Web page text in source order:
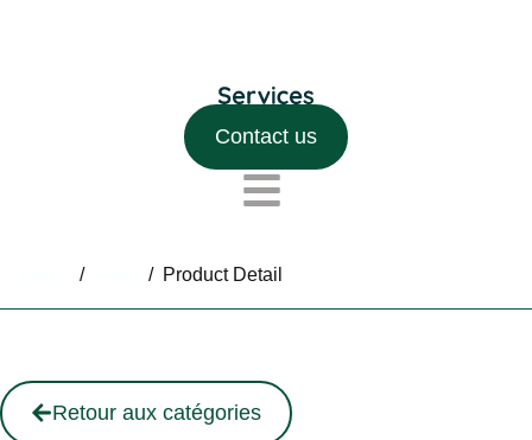
Contact us
/ / Product Detail
Retour aux catégories